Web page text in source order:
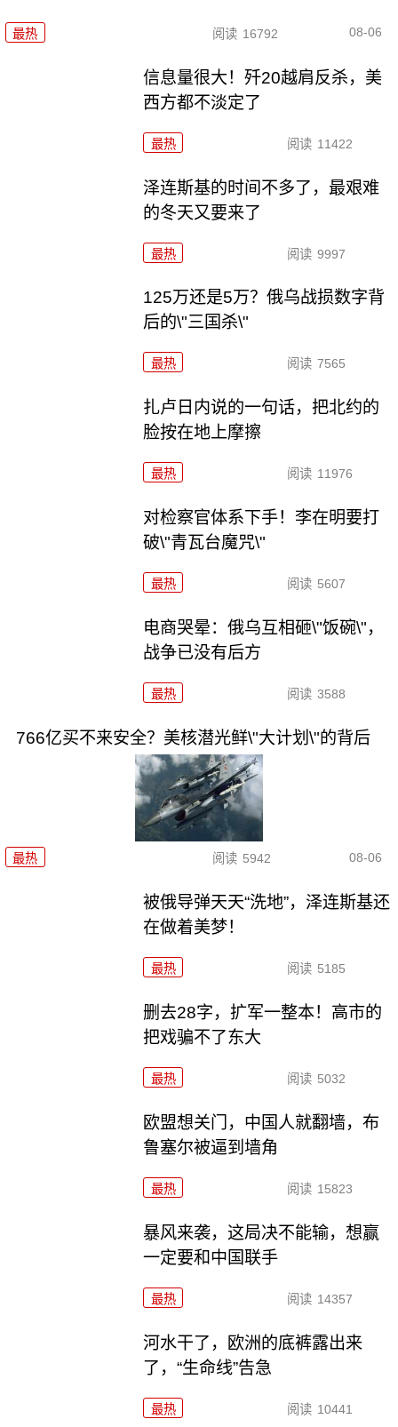
最热 阅读 16792 08-06
信息量很大！歼20越肩反杀，美
西方都不淡定了
最热 阅读 11422
泽连斯基的时间不多了，最艰难
的冬天又要来了
最热 阅读 9997
125万还是5万？俄乌战损数字背
后的\"三国杀\"
最热 阅读 7565
扎卢日内说的一句话，把北约的
脸按在地上摩擦
最热 阅读 11976
对检察官体系下手！李在明要打
破\"青瓦台魔咒\"
最热 阅读 5607
电商哭晕：俄乌互相砸\"饭碗\"，
战争已没有后方
最热 阅读 3588
766亿买不来安全？美核潜光鲜\"大计划\"的背后
最热 阅读 5942 08-06
被俄导弹天天“洗地”，泽连斯基还
在做着美梦！
最热 阅读 5185
删去28字，扩军一整本！高市的
把戏骗不了东大
最热 阅读 5032
欧盟想关门，中国人就翻墙，布
鲁塞尔被逼到墙角
最热 阅读 15823
暴风来袭，这局决不能输，想赢
一定要和中国联手
最热 阅读 14357
河水干了，欧洲的底裤露出来
了，“生命线”告急
最热 阅读 10441